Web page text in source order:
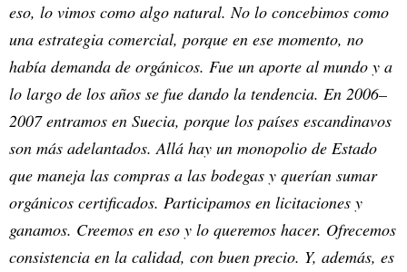
eso, lo vimos como algo natural. No lo concebimos como
una estrategia comercial, porque en ese momento, no
había demanda de orgánicos. Fue un aporte al mundo y a
lo largo de los años se fue dando la tendencia. En 2006–
2007 entramos en Suecia, porque los países escandinavos
son más adelantados. Allá hay un monopolio de Estado
que maneja las compras a las bodegas y querían sumar
orgánicos certificados. Participamos en licitaciones y
ganamos. Creemos en eso y lo queremos hacer. Ofrecemos
consistencia en la calidad, con buen precio. Y, además, es